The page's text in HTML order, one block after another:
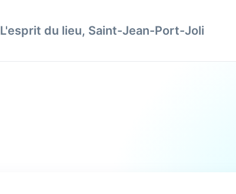
L'esprit du lieu, Saint-Jean-Port-Joli